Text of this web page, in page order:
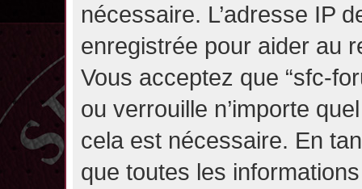
nécessaire. L’adresse IP
enregistrée pour aider au
Vous acceptez que “sfc-
ou verrouille n’importe
cela est nécessaire. En
que toutes les